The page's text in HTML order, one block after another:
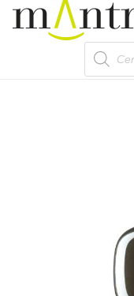
Products
search